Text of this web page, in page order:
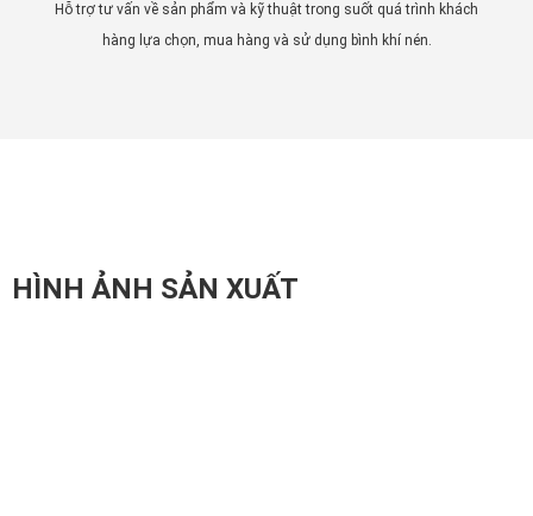
Hỗ trợ tư vấn về sản phẩm và kỹ thuật trong suốt quá trình khách
hàng lựa chọn, mua hàng và sử dụng bình khí nén.
HÌNH ẢNH SẢN XUẤT